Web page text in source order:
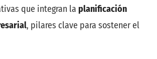
que integran la planificación
, pilares clave para sostener el